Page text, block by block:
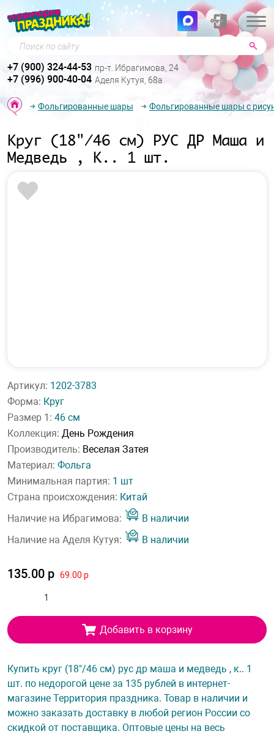
Поиск по сайту
+7 (900) 324-44-53 пр-т. Ибрагимова, 24
+7 (996) 900-40-04 Аделя Кутуя, 68а
Фольгированные шары Фольгированные шары с
Круг (18"/46 см) РУС ДР Маша и
Медведь , К.. 1 шт.
Артикул: 1202-3783
Форма: Круг
Размер 1: 46 см
Коллекция: День Рождения
Производитель: Веселая Затея
Материал: Фольга
Минимальная партия: 1 шт
Страна происхождения: Китай
Наличие на Ибрагимова:
В наличии
Наличие на Аделя Кутуя:
В наличии
135.00 р 69.00 р
Добавить в корзину
Купить круг (18"/46 см) рус др маша и медведь , к.. 1
шт. по недорогой цене за 135 рублей в интернет-
магазине Территория праздника. Товар в наличии и
можно заказать доставку в любой регион России со
скидкой от поставщика. Оптовые цены на весь